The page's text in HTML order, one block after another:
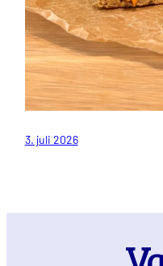
3. juli 2026